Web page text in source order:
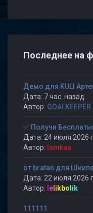
Последнее на
Демо для KULI
Дата: 7 час. назад
Автор: GOALKEEPER
✅ Получи
Дата: 24 июля 2026
Автор: lamkaa
от bratan для
Дата: 22 июля 2026
Автор: lelikbolik
111111